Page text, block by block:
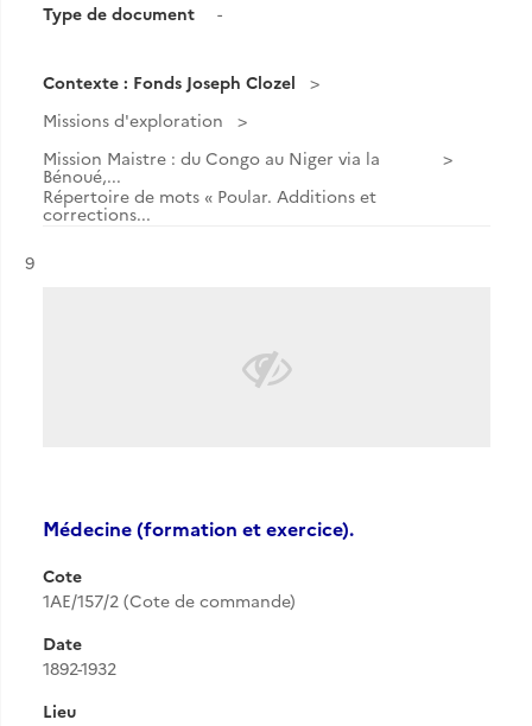
Type de document
-
Contexte : Fonds Joseph Clozel
Missions d'exploration
Mission Maistre : du Congo au Niger via la
Bénoué,...
Répertoire de mots « Poular. Additions et
corrections...
Résultat n°
9
Médecine (formation et exercice).
Cote
1AE/157/2 (Cote de commande)
Date
1892-1932
Lieu